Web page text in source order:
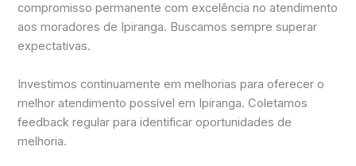
compromisso permanente com excelência no atendimento
aos moradores de Ipiranga. Buscamos sempre superar
expectativas.
Investimos continuamente em melhorias para oferecer o
melhor atendimento possível em Ipiranga. Coletamos
feedback regular para identificar oportunidades de
melhoria.